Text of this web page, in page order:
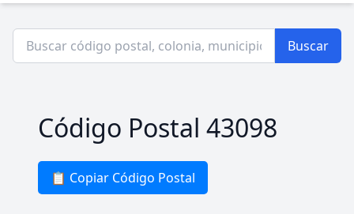
Buscar
Código Postal 43098
📋 Copiar Código Postal